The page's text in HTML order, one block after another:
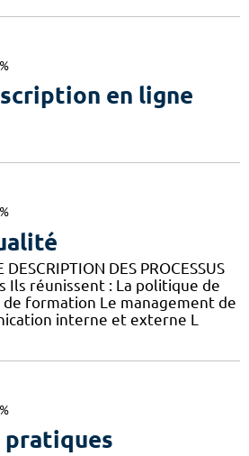
en ligne
DES PROCESSUS
Ils réunissent : La politique de
de formation Le management de
interne et externe L